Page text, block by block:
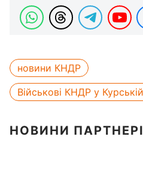
новини КНДР
Військові КНДР у
НОВИНИ